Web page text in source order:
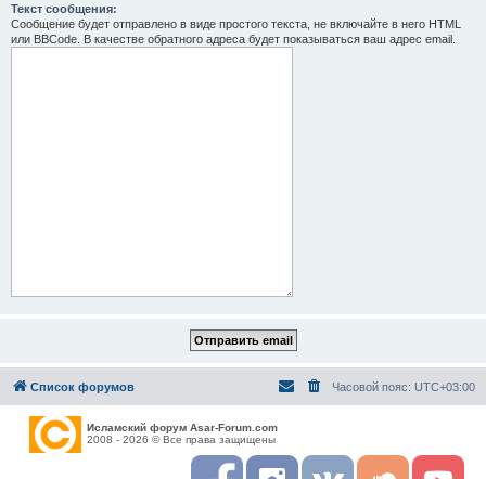
Текст сообщения:
Сообщение будет отправлено в виде простого текста, не включайте в него HTML
или BBCode. В качестве обратного адреса будет показываться ваш адрес email.
Список форумов Часовой пояс: UTC+03:00
Исламский форум Asar-Forum.com
2008 - 2026 © Все права защищены